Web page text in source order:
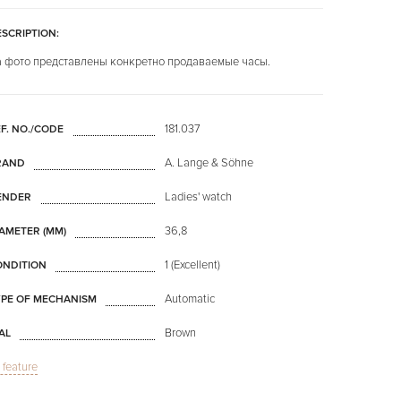
фото представлены конкретно продаваемые часы.
NO./CODE 181.037
A. Lange & Söhne
Ladies' watch
(MM) 36,8
1 (Excellent)
OF MECHANISM Automatic
Brown
feature